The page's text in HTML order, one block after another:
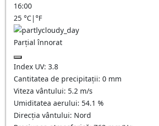
16:00
25 °C|°F
Parțial înnorat
Index UV: 3.8
Cantitatea de precipitații: 0 mm
Viteza vântului: 5.2 m/s
Umiditatea aerului: 54.1 %
Direcția vântului: Nord